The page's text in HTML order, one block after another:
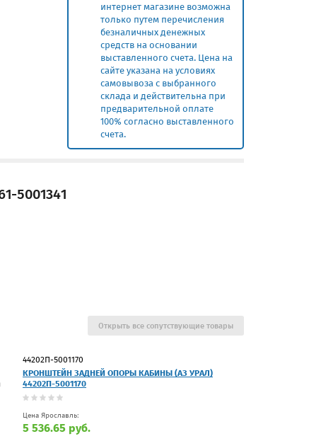
интернет магазине возможна
только путем перечисления
безналичных денежных
средств на основании
выставленного счета. Цена на
сайте указана на условиях
самовывоза с выбранного
склада и действительна при
предварительной оплате
100% согласно выставленного
счета.
5001341
44202П-5001170
КРОНШТЕЙН ЗАДНЕЙ ОПОРЫ КАБИНЫ (АЗ УРАЛ)
44202П-5001170
Цена Ярославль:
5 536.65 руб.
Открыть все сопутствующие товары